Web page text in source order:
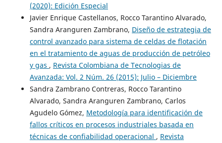
(2020): Edición Especial
Javier Enrique Castellanos, Rocco Tarantino Alvarado,
Sandra Aranguren Zambrano, Diseño de estrategia de
control avanzado para sistema de celdas de flotación
en el tratamiento de aguas de producción de petróleo
y gas , Revista Colombiana de Tecnologias de
Avanzada: Vol. 2 Núm. 26 (2015): Julio – Diciembre
Sandra Zambrano Contreras, Rocco Tarantino
Alvarado, Sandra Aranguren Zambrano, Carlos
Agudelo Gómez, Metodología para identificación de
fallos críticos en procesos industriales basada en
técnicas de confiabilidad operacional , Revista